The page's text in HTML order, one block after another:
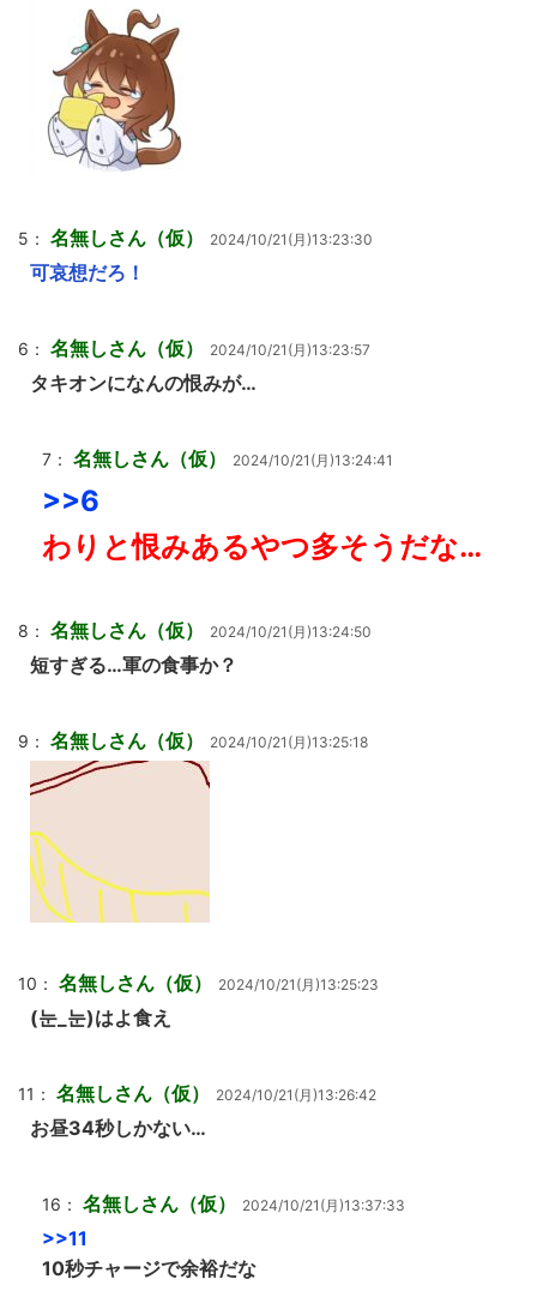
5： 名無しさん（仮） 2024/10/21(月)13:23:30
可哀想だろ！
6： 名無しさん（仮） 2024/10/21(月)13:23:57
タキオンになんの恨みが…
7： 名無しさん（仮） 2024/10/21(月)13:24:41
>>6
わりと恨みあるやつ多そうだな…
8： 名無しさん（仮） 2024/10/21(月)13:24:50
短すぎる…軍の食事か？
9： 名無しさん（仮） 2024/10/21(月)13:25:18
10： 名無しさん（仮） 2024/10/21(月)13:25:23
(눈_눈)はよ食え
11： 名無しさん（仮） 2024/10/21(月)13:26:42
お昼34秒しかない…
16： 名無しさん（仮） 2024/10/21(月)13:37:33
>>11
10秒チャージで余裕だな